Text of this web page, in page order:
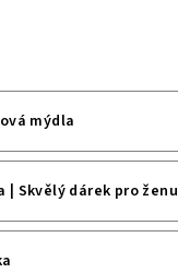
mýdla
| Skvělý dárek pro ženu